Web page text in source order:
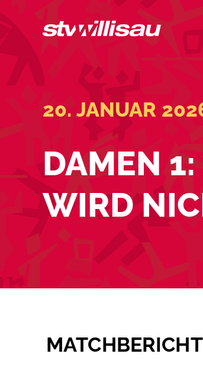
Inhalt
springen
20. JANUAR
DAMEN
WIRD
MATCHBERICHT